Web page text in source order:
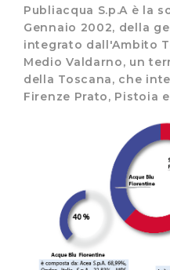
Publiacqua S.p.A è la
Gennaio 2002, della
integrato dall'Ambito
Medio Valdarno, un
della Toscana, che
Firenze Prato, Pistoia